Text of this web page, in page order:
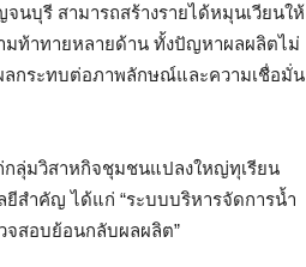
นบุรี สามารถสร้างรายได้หมุนเวียนให้
มท้าทายหลายด้าน ทั้งปัญหาผลผลิตไม่
กระทบต่อภาพลักษณ์และความเชื่อมั่น
ลุ่มวิสาหกิจชุมชนแปลงใหญ่ทุเรียน
ยีสำคัญ ได้แก่ “ระบบบริหารจัดการน้ำ
จสอบย้อนกลับผลผลิต”